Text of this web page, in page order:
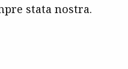
stata nostra.